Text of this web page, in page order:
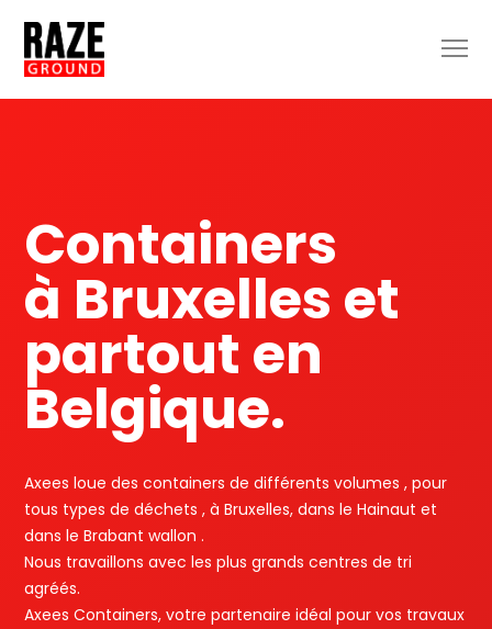
Containers
à Bruxelles et
partout en
Belgique.
Axees loue des containers de différents volumes , pour
tous types de déchets , à Bruxelles, dans le Hainaut et
dans le Brabant wallon .
Nous travaillons avec les plus grands centres de tri
agréés.
Axees Containers, votre partenaire idéal pour vos travaux